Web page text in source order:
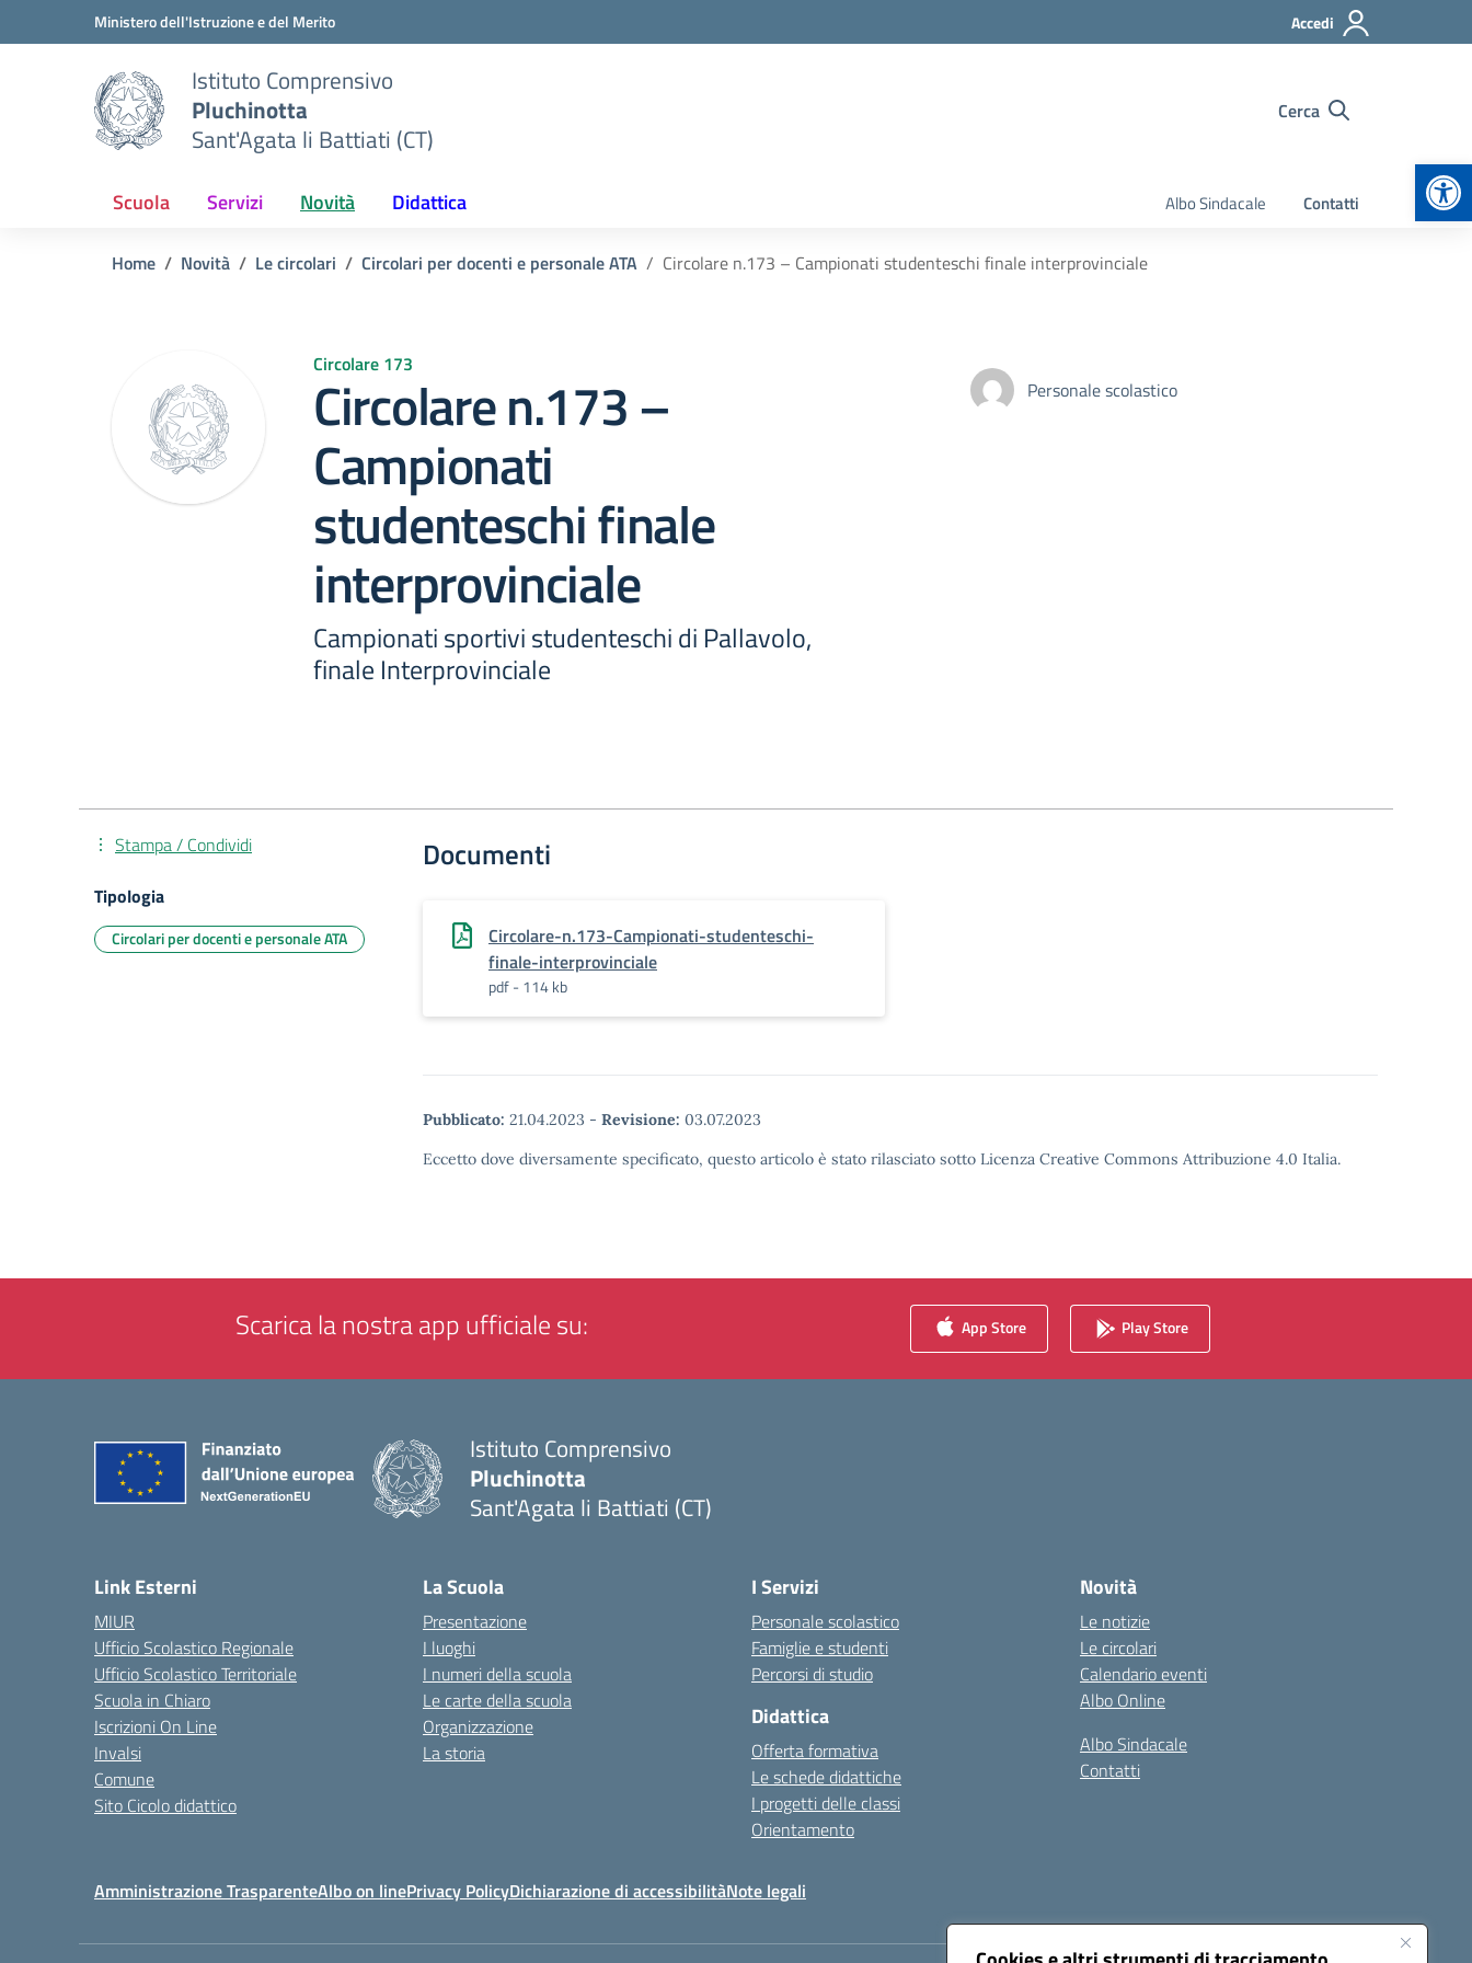
Vai ai contenuti
Vai al menu di navigazioneMinistero dell'Istruzione e del Merito Accedi
Istituto Comprensivo
Pluchinotta
Sant'Agata li Battiati (CT)
Cerca
Scuola Servizi Novità Didattica Albo Sindacale Contatti
Home Novità Le circolari Circolari per docenti e personale ATA Circolare n.173 – Campionati studenteschi finale interprovinciale
Circolare 173
Circolare n.173 –
Campionati
studenteschi finale
interprovinciale
Campionati sportivi studenteschi di Pallavolo,
finale Interprovinciale
Personale scolastico
Documenti
Circolare-n.173-Campionati-studenteschi-
finale-interprovinciale
pdf - 114 kb
Pubblicato: 21.04.2023 - Revisione: 03.07.2023
Eccetto dove diversamente specificato, questo articolo è stato rilasciato sotto Licenza Creative Commons Attribuzione 4.0 Italia.
Stampa / Condividi
Tipologia
Circolari per docenti e personale ATA
Scarica la nostra app ufficiale su: App Store Play Store
Istituto Comprensivo
Pluchinotta
Sant'Agata li Battiati (CT)
Link Esterni
MIUR
Ufficio Scolastico Regionale
Ufficio Scolastico Territoriale
Scuola in Chiaro
Iscrizioni On Line
Invalsi
Comune
Sito Cicolo didattico
La Scuola
Presentazione
I luoghi
I numeri della scuola
Le carte della scuola
Organizzazione
La storia
I Servizi
Personale scolastico
Famiglie e studenti
Percorsi di studio
Didattica
Offerta formativa
Le schede didattiche
I progetti delle classi
Orientamento
Novità
Le notizie
Le circolari
Calendario eventi
Albo Online
Albo Sindacale
Contatti
Amministrazione TrasparenteAlbo on linePrivacy PolicyDichiarazione di accessibilitàNote legali